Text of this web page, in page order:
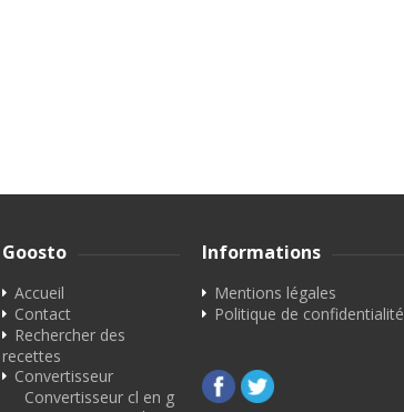
Goosto
Accueil
Contact
Rechercher des
recettes
Convertisseur
Convertisseur cl en g
Informations
Mentions légales
Politique de confidentialité